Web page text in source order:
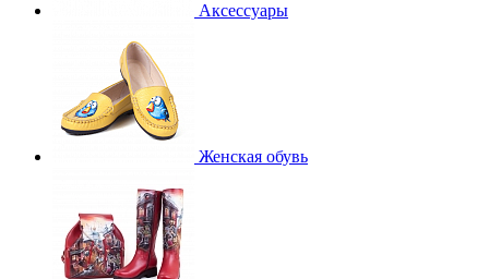
Аксессуары
Женская обувь